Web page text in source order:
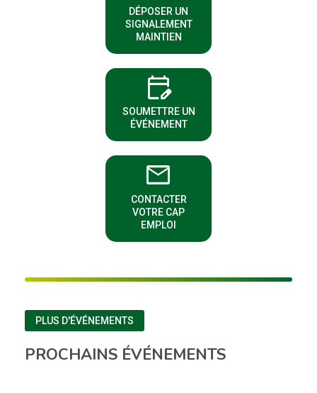
DÉPOSER UN
SIGNALEMENT
MAINTIEN
(NOUVELLE FENÊTRE)
edit_calendar
SOUMETTRE UN
ÉVÉNEMENT
(NOUVELLE FENÊTRE)
email
CONTACTER
VOTRE CAP
EMPLOI
(NOUVELLE FENÊTRE)
PROCHAINS ÉVÉNEMENTS
PLUS D'ÉVÉNEMENTS